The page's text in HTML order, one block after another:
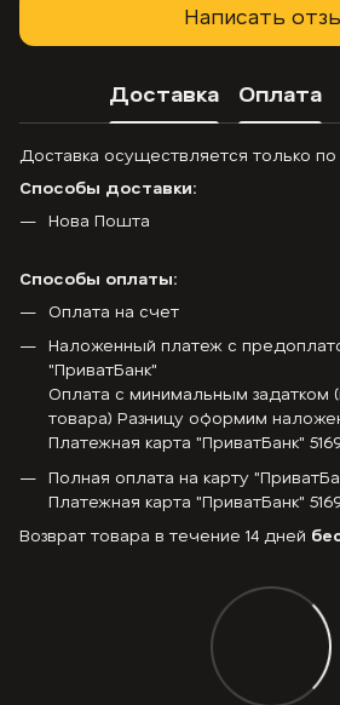
Написать
Доставка Оплата
Доставка осуществляется только
Способы доставки:
Нова Пошта
Способы оплаты:
Оплата на счет
Наложенный платеж с
"ПриватБанк"
Оплата с минимальным задатком
товара) Разницу оформим
Платежная карта "ПриватБанк" 5169
Полная оплата на карту
Платежная карта "ПриватБанк" 5169
Возврат товара в течение 14 дней